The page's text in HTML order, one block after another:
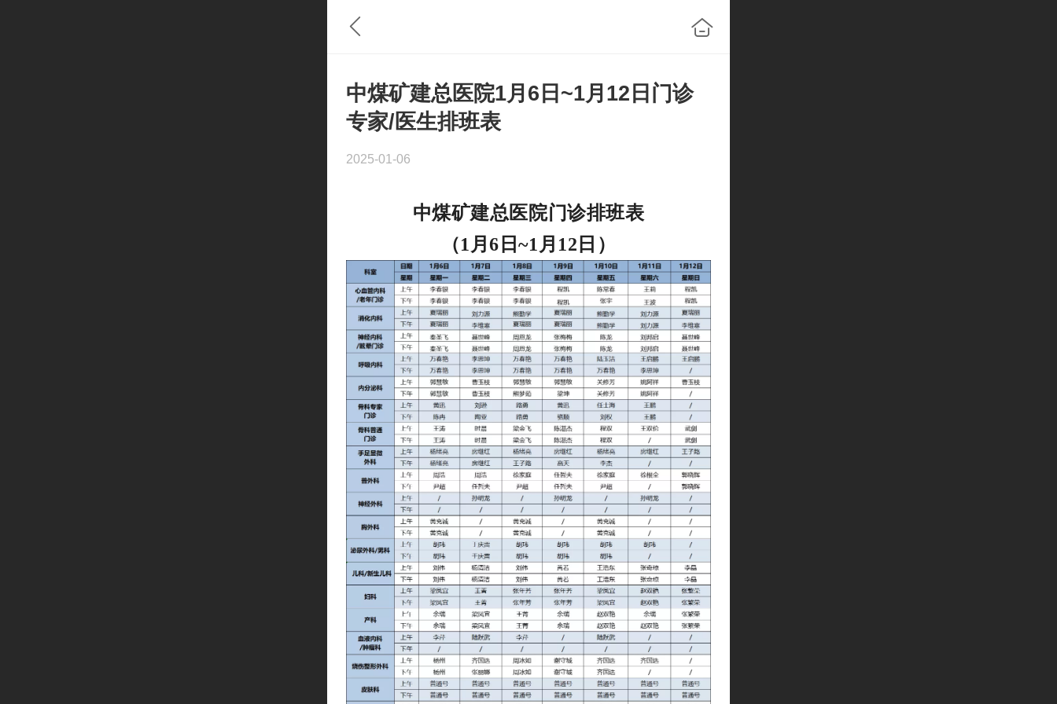
中煤矿建总医院1月6日~1月12日门诊
专家/医生排班表
2025-01-06
中煤矿建总医院门诊排班表
（1月6日~1月12日）